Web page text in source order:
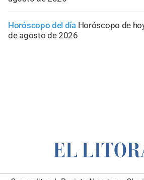
Horóscopo del día Horóscopo de
de agosto de 2026